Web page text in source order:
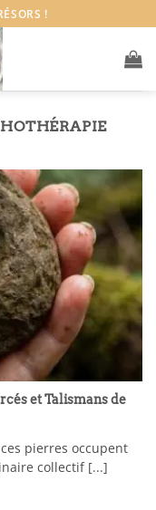
!
et Talismans de
pierres occupent
collectif [...]